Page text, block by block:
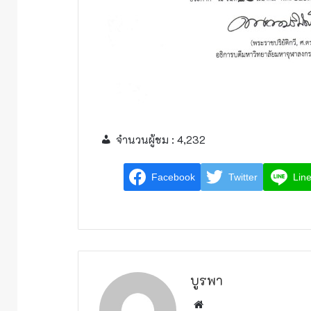
จำนวนผู้ชม : 4,232
Facebook Twitter Line
บูรพา